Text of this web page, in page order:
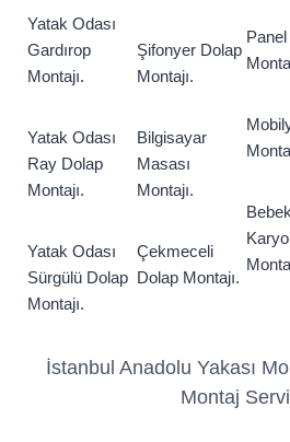
Yatak Odası
Gardırop
Montajı.
Yatak Odası
Ray Dolap
Montajı.
Yatak Odası
Sürgülü Dolap
Montajı.
Şifonyer Dolap
Montajı.
Bilgisayar
Masası
Montajı.
Çekmeceli
Dolap Montajı.
Panel
Bebek
İstanbul Anadolu Yakası
Montaj